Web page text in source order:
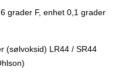
grader F, enhet 0,1 grader
(sølvoksid) LR44 / SR44